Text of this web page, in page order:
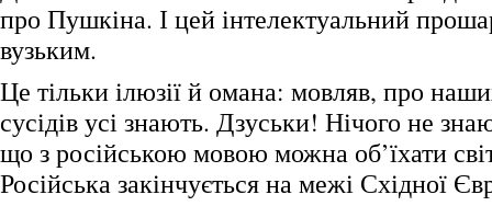
про Пушкіна. І цей інтелектуальний
вузьким.
Це тільки ілюзії й омана: мовляв, про
сусідів усі знають. Дзуськи! Нічого не
що з російською мовою можна об’їхати
Російська закінчується на межі Східної